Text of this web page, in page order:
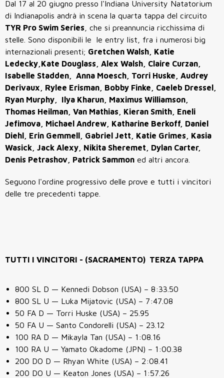
Dal 17 al 20 giugno presso l'Indiana University Natatorium
di Indianapolis andrà in scena la quarta tappa del circuito
TYR Pro Swim Series , che si preannuncia ricchissima di
stelle. Sono disponibili le le entry list, fra i numerosi big
internazionali presenti; Gretchen Walsh, Katie
Ledecky,Kate Douglass, Alex Walsh, Claire Curzan,
Isabelle Stadden, Anna Moesch, Torri Huske, Audrey
Derivaux, Rylee Erisman, Bobby Finke, Caeleb Dressel,
Ryan Murphy, Ilya Kharun, Maximus Williamson,
Thomas Heilman, Van Mathias, Kieran Smith, Eneli
Jefimova, Michael Andrew, Katharine Berkoff, Daniel
Diehl, Erin Gemmell, Gabriel Jett, Katie Grimes, Kasia
Wasick, Jack Alexy, Nikita Sheremet, Dylan Carter,
Denis Petrashov, Patrick Sammon ed altri ancora.
Seguono l'ordine progressivo delle prove e tutti i vincitori
delle tre precedenti tappe.
TUTTI I VINCITORI - (SACRAMENTO) TERZA TAPPA
800 SL D — Kennedi Dobson (USA) – 8:33.50
800 SL U — Luka Mijatovic (USA) – 7:47.08
50 FA D — Torri Huske (USA) – 25.95
50 FA U — Santo Condorelli (USA) – 23.12
100 RA D — Mikayla Tan (USA) – 1:08.16
100 RA U — Yamato Okadome (JPN) – 1:00.38
200 DO D — Rhyan White (USA) – 2:08.41
200 DO U — Keaton Jones (USA) – 1:57.26